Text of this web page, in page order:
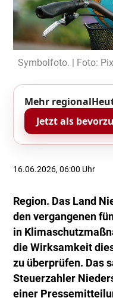
Symbolfoto. | Foto:
Mehr
Jetzt als
16.06.2026, 06:00 Uhr
Region. Das Land
den vergangenen
in
die Wirksamkeit
zu überprüfen. Das
Steuerzahler
einer